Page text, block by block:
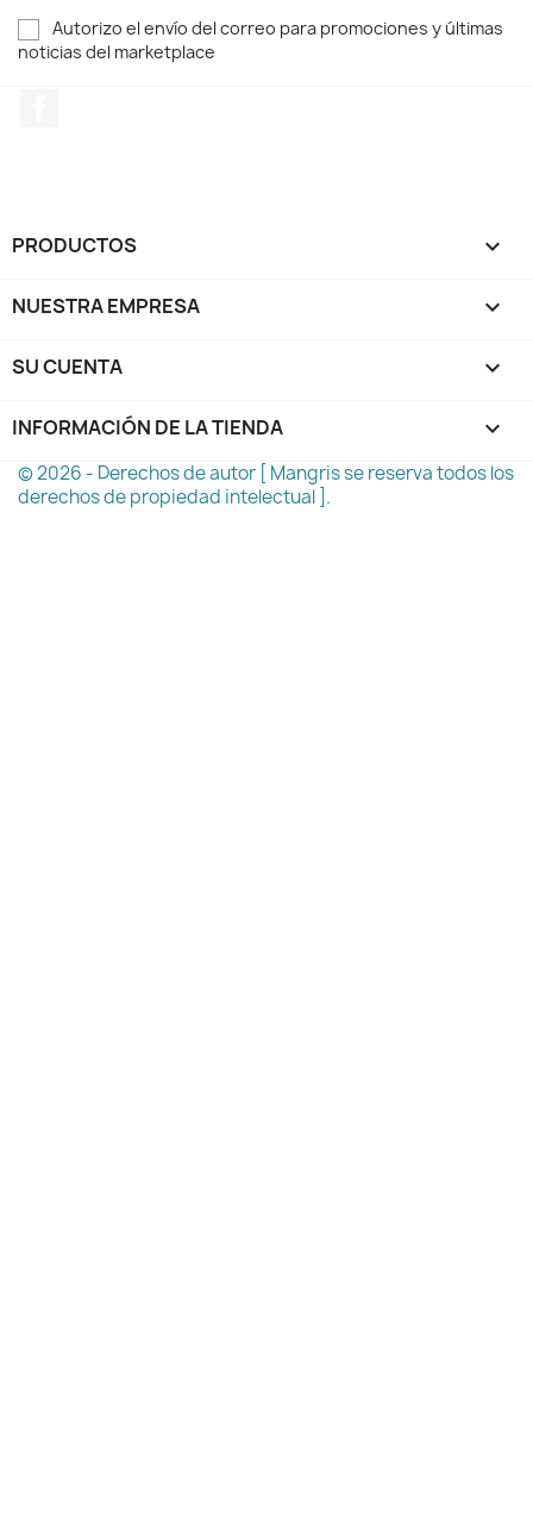
Autorizo el envío del correo para promociones y últimas
noticias del marketplace
PRODUCTOS 
NUESTRA EMPRESA 
SU CUENTA 
INFORMACIÓN DE LA TIENDA keyboard_arrow_down
© 2026 - Derechos de autor [ Mangris se reserva todos los
derechos de propiedad intelectual ].